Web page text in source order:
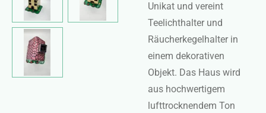
Unikat und vereint
Teelichthalter und
Räucherkegelhalter in
einem dekorativen
Objekt. Das Haus wird
aus hochwertigem
lufttrocknendem Ton